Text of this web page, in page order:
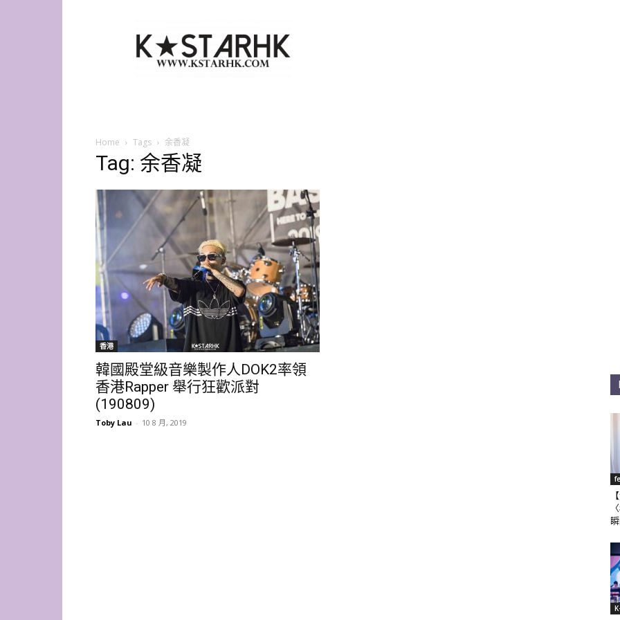
Star
HK
Home Tags 余香凝
Tag: 余香凝
香港
韓國殿堂級音樂製作人DOK2率領
香港Rapper 舉行狂歡派對
(190809)
Toby Lau - 10 8 月, 2019